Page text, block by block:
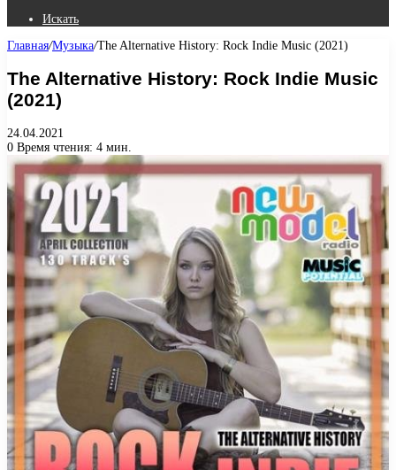
Искать
Главная/Музыка/The Alternative History: Rock Indie Music (2021)
The Alternative History: Rock Indie Music
(2021)
24.04.2021
0 Время чтения: 4 мин.